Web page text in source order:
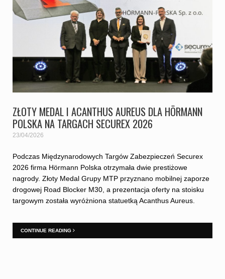
ZŁOTY MEDAL I ACANTHUS AUREUS DLA HÖRMANN
POLSKA NA TARGACH SECUREX 2026
23/04/2026
Podczas Międzynarodowych Targów Zabezpieczeń Securex
2026 firma Hörmann Polska otrzymała dwie prestiżowe
nagrody. Złoty Medal Grupy MTP przyznano mobilnej zaporze
drogowej Road Blocker M30, a prezentacja oferty na stoisku
targowym została wyróżniona statuetką Acanthus Aureus.
CONTINUE READING